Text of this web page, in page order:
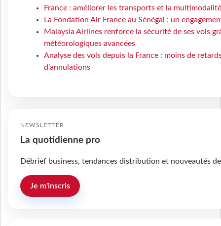
France : améliorer les transports et la multimodalité
La Fondation Air France au Sénégal : un
Malaysia Airlines renforce la sécurité de ses vols
météorologiques avancées
Analyse des vols depuis la France : moins de
d’annulations
NEWSLETTER
La quotidienne pro
Débrief business, tendances distribution et nouveautés
Je m'inscris